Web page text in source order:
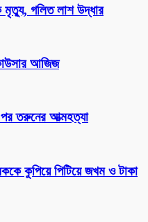
মৃত্যু, গলিত লাশ উদ্ধার
আজিজ
পর তরুনের আত্মহত্যা
কুপিয়ে পিটিয়ে জখম ও টাকা